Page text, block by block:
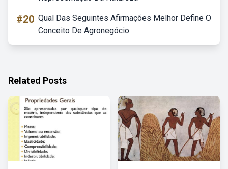
#20 Qual Das Seguintes Afirmações Melhor Define O
Conceito De Agronegócio
Related Posts